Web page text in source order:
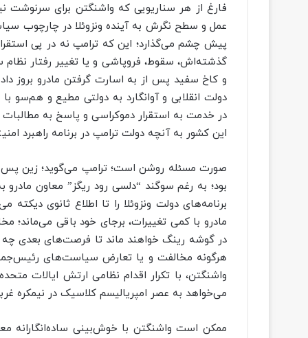
فارغ از هر سناریویی که واشنگتن برای سرنوشت
عمل و سطح نگرش به آینده ونزوئلا در چارچوب
پیش چشم می‌گذارد؛ این که ترامپ نه در پی
گذشته‌اش، سقوط، فروپاشی و یا تغییر رفتار
و کاخ سفید پس از به اسارت گرفتن مادرو بروز
دولت انقلابی و آوانگارد به دولتی مطیع و هم‌سو
در خدمت به استقرار دموکراسی و پاسخ به
این کشور به آنچه دولت ترامپ در برنامه راهبرد
صورت مسئله روشن است؛ ترامپ می‌گوید؛ زین پس
بود؛ به رغم سوگند “دلسی رود ریگز” معاون
برنامه‌های دولت ونزوئلا را تا اطلاع ثانوی
مادرو با کمی تغییرات، برجای خود باقی می‌ماند؛
در گوشه رینگ خواهند ماند تا فرصت‌های بعدی چه
هرگونه مخالفت و یا تعارض سیاست‌های رئیس‌جمهور
واشنگتن، با تکرار اقدام نظامی ارتش ایالات
می‌خواهد به عصر امپریالیسم کلاسیک در نیمکره
ممکن است واشنگتن با خوش‌بینی ساده‌انگارانه